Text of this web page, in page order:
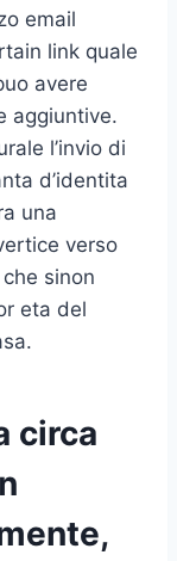
email
link quale
avere
aggiuntive.
l’invio di
d’identita
una
verso
sinon
eta del
circa